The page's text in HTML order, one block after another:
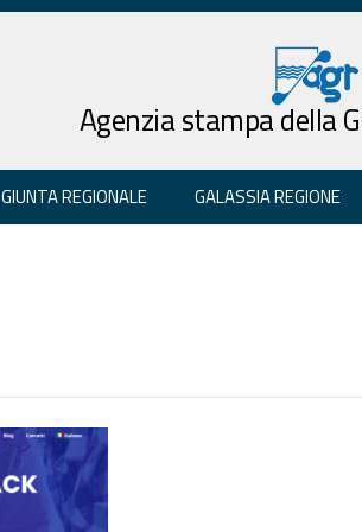
Agenzia stampa della
GIUNTA REGIONALE GALASSIA REGIONE